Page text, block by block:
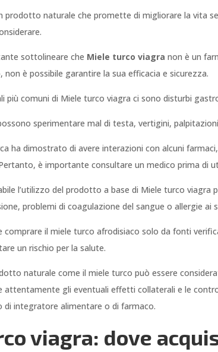
prodotto naturale che promette di migliorare la vita
sottolineare che Miele turco viagra non è un
è possibile garantire la sua efficacia e sicurezza.
più comuni di Miele turco viagra ci sono disturbi
sperimentare mal di testa, vertigini,
ha dimostrato di avere interazioni con alcuni
è importante consultare un medico prima di
l’utilizzo del prodotto a base di Miele turco
problemi di coagulazione del sangue o allergie ai
comprare il miele turco afrodisiaco solo da fonti
un rischio per la salute.
naturale come il miele turco può essere
attentamente gli eventuali effetti collaterali e le
di integratore alimentare o di farmaco.
viagra: dove